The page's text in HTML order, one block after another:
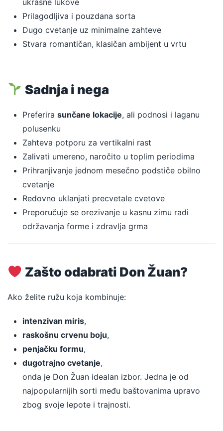
Prilagodljiva i pouzdana sorta
Dugo cvetanje uz minimalne zahteve
Stvara romantičan, klasičan ambijent u vrtu
Sadnja i nega
Preferira sunčane lokacije, ali podnosi i laganu
polusenku
Zahteva potporu za vertikalni rast
Zalivati umereno, naročito u toplim periodima
Prihranjivanje jednom mesečno podstiče obilno
cvetanje
Redovno uklanjati precvetale cvetove
Preporučuje se orezivanje u kasnu zimu radi
održavanja forme i zdravlja grma
Zašto odabrati Don Žuan?
Ako želite ružu koja kombinuje:
intenzivan miris,
raskošnu crvenu boju,
penjačku formu,
dugotrajno cvetanje,
onda je Don Žuan idealan izbor. Jedna je od
najpopularnijih sorti među baštovanima upravo
zbog svoje lepote i trajnosti.